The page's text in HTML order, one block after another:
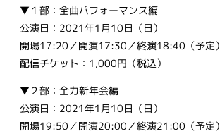
▼１部：全曲パフォーマンス編
公演日：2021年1月10日（日）
開場17:20／開演17:30／終演18:40（予定）
配信チケット：1,000円（税込）
▼２部：全力新年会編
公演日：2021年1月10日（日）
開場19:50／開演20:00／終演21:00（予定）